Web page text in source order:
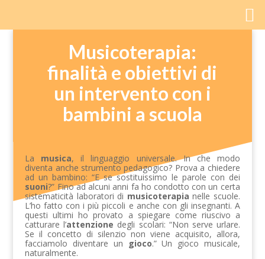
Musicoterapia:
finalità e obiettivi di
un intervento con i
bambini a scuola
La musica, il linguaggio universale. In che modo
diventa anche strumento pedagogico? Prova a chiedere
ad un bambino: “E se sostituissimo le parole con dei
suoni?” Fino ad alcuni anni fa ho condotto con un certa
sistematicità laboratori di musicoterapia nelle scuole.
L’ho fatto con i più piccoli e anche con gli insegnanti. A
questi ultimi ho provato a spiegare come riuscivo a
catturare l’attenzione degli scolari: “Non serve urlare.
Se il concetto di silenzio non viene acquisito, allora,
facciamolo diventare un
gioco.” Un gioco musicale,
naturalmente.